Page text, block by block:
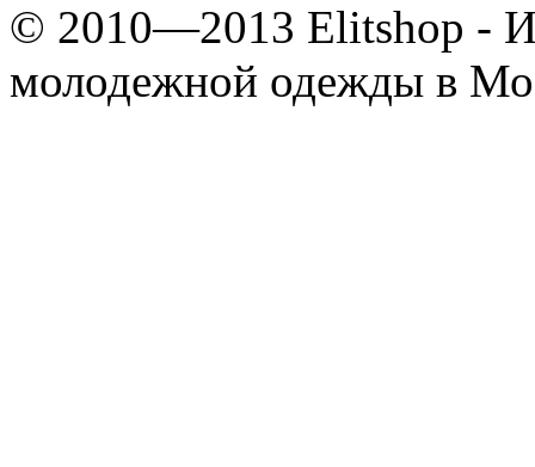
© 2010—2013 Elitshop -
молодежной одежды в